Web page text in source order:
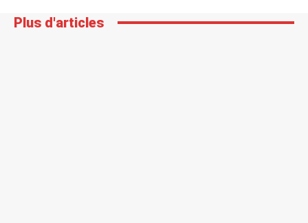
Plus d'articles